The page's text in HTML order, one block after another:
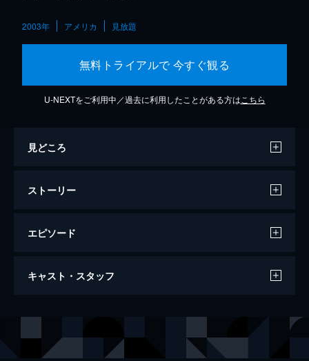
2003年 アメリカ 見放題
無料トライアルで 今すぐ観る
U-NEXTをご利用中／過去に利用したことがある方は こちら
見どころ
ストーリー
エピソード
フレディVSジェイソン
るフレディの古い屋敷に住む家族は、フレデ
をしていた。
キャスト・スタッフ
ケン・カージンガー